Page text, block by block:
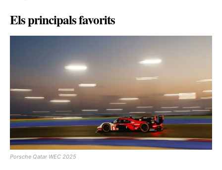
Els principals favorits
Porsche Qatar WEC 2025